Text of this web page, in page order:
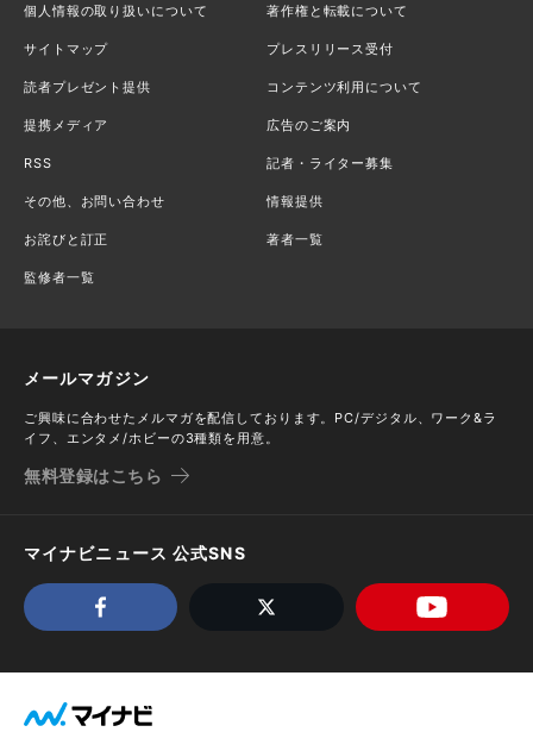
個人情報の取り扱いについて 著作権と転載について
サイトマップ プレスリリース受付
読者プレゼント提供 コンテンツ利用について
提携メディア 広告のご案内
RSS 記者・ライター募集
その他、お問い合わせ 情報提供
お詫びと訂正 著者一覧
監修者一覧
メールマガジン
ご興味に合わせたメルマガを配信しております。PC/デジタル、ワーク&ラ
イフ、エンタメ/ホビーの3種類を用意。
無料登録はこちら
マイナビニュース 公式SNS